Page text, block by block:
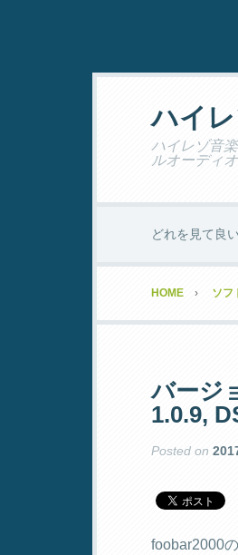
ハイ
ハイレゾ音
ルオーディ
どれを見て良
HOME ソフ
バージ
1.0.9,
Posted on
foobar2000